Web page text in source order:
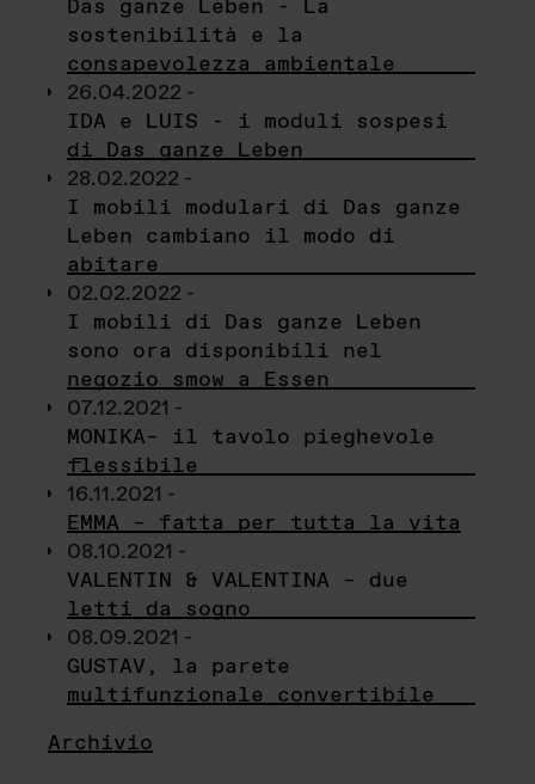
Das ganze Leben - La
sostenibilità e la
consapevolezza ambientale
26.04.2022 -
IDA e LUIS - i moduli sospesi
di Das ganze Leben
28.02.2022 -
I mobili modulari di Das ganze
Leben cambiano il modo di
abitare
02.02.2022 -
I mobili di Das ganze Leben
sono ora disponibili nel
negozio smow a Essen
07.12.2021 -
MONIKA– il tavolo pieghevole
flessibile
16.11.2021 -
EMMA – fatta per tutta la vita
08.10.2021 -
VALENTIN & VALENTINA – due
letti da sogno
08.09.2021 -
GUSTAV, la parete
multifunzionale convertibile
Archivio